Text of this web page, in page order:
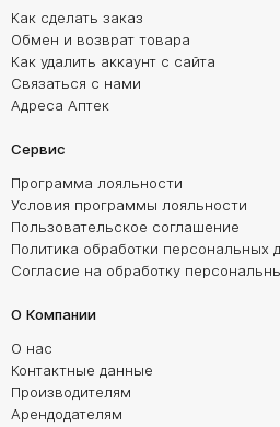
Как сделать заказ
Обмен и возврат товара
Как удалить аккаунт с сайта
Связаться с нами
Адреса Аптек
Сервис
Программа лояльности
Условия программы лояльности
Пользовательское соглашение
Политика обработки персональных
Согласие на обработку
О Компании
О нас
Контактные данные
Производителям
Арендодателям